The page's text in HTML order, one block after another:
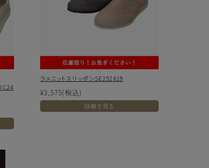
ラメニットスリッポンSE252619
¥3,575(税込)
詳細を見る